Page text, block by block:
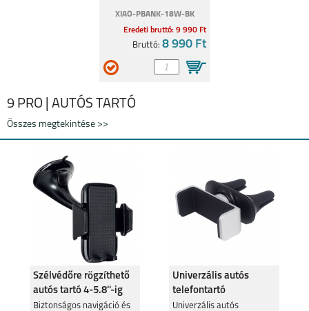
XIAO-PBANK-18W-BK
Eredeti bruttó: 9 990 Ft
Bruttó: 8 990 Ft
9 PRO | AUTÓS TARTÓ
Összes megtekintése >>
Szélvédőre rögzíthető
autós tartó 4-5.8''-ig
Biztonságos navigáció és
Univerzális autós
telefontartó
szellőzőrácsra
Univerzális autós